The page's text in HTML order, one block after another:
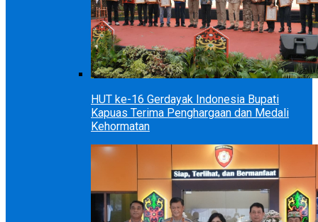
HUT ke-16 Gerdayak Indonesia Bupati
Kapuas Terima Penghargaan dan Medali
Kehormatan